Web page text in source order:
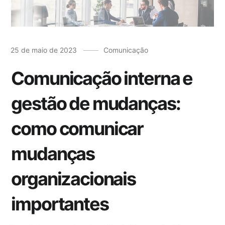
25 de maio de 2023 Comunicação
Comunicação interna e
gestão de mudanças:
como comunicar
mudanças
organizacionais
importantes